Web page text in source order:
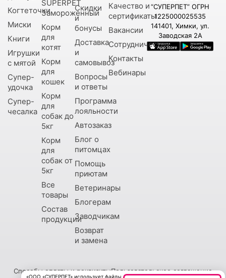
“СУПЕРПЕТ” ОГРН
1225000025535
141401, Химки, ул.
Заводская 2А
Качество и
сертификаты
Вакансии
Сотрудничество
Контакты
Вебинары
Скидки
и
бонусы
Доставка
и
самовывоз
Вопросы
и ответы
Программа
лояльности
Автозаказ
Блог о
питомцах
Помощь
приютам
Ветеринары
Блогерам
Заводчикам
Возврат
и замена
SUPERPET
Замороженный
Корм
для
котят
Корм
для
кошек
Корм
для
собак до
5кг
Корм
для
собак от
5кг
Все
товары
Состав
продукции
Когтеточки
Миски
Книги
Игрушки
с мятой
Супер-
удочка
Супер-
чесалка
Способы оплаты и реквизитыПользовательское соглашение
«ООО «СУПЕРПЕТ» использует файлы